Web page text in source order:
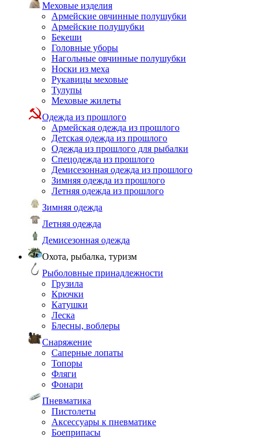
Меховые изделия
Армейские овчинные полушубки
Армейские полушубки
Бекеши
Головные уборы
Нагольные овчинные полушубки
Носки из меха
Рукавицы меховые
Тулупы
Меховые жилеты
Одежда из прошлого
Армейская одежда из прошлого
Детская одежда из прошлого
Одежда из прошлого для рыбалки
Спецодежда из прошлого
Демисезонная одежда из прошлого
Зимняя одежда из прошлого
Летняя одежда из прошлого
Зимняя одежда
Летняя одежда
Демисезонная одежда
Охота, рыбалка, туризм
Рыболовные принадлежности
Грузила
Крючки
Катушки
Леска
Блесны, воблеры
Снаряжение
Саперные лопаты
Топоры
Фляги
Фонари
Пневматика
Пистолеты
Аксессуары к пневматике
Боеприпасы